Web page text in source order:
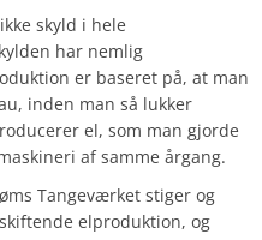
skyld i hele
har nemlig
er baseret på, at man
inden man så lukker
el, som man gjorde
af samme årgang.
Tangeværket stiger og
elproduktion, og